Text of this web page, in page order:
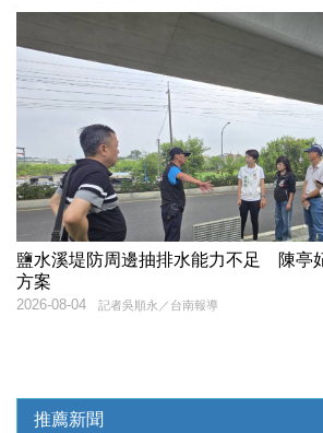
鹽水溪堤防周邊抽排水能力不足 陳亭
方案
記者吳順永／台南報導
2026-08-04
推薦新聞